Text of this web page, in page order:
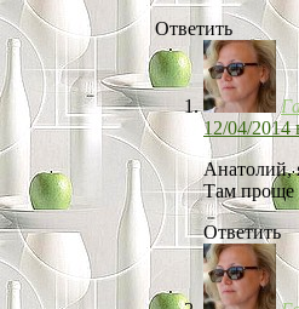
Ответить
12/04/2014
Анатолий,
Там проще
Ответить